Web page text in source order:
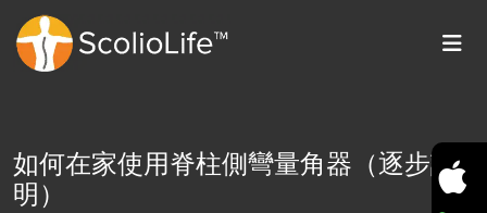
如何在家使用脊柱側彎量角器（逐步說
明）